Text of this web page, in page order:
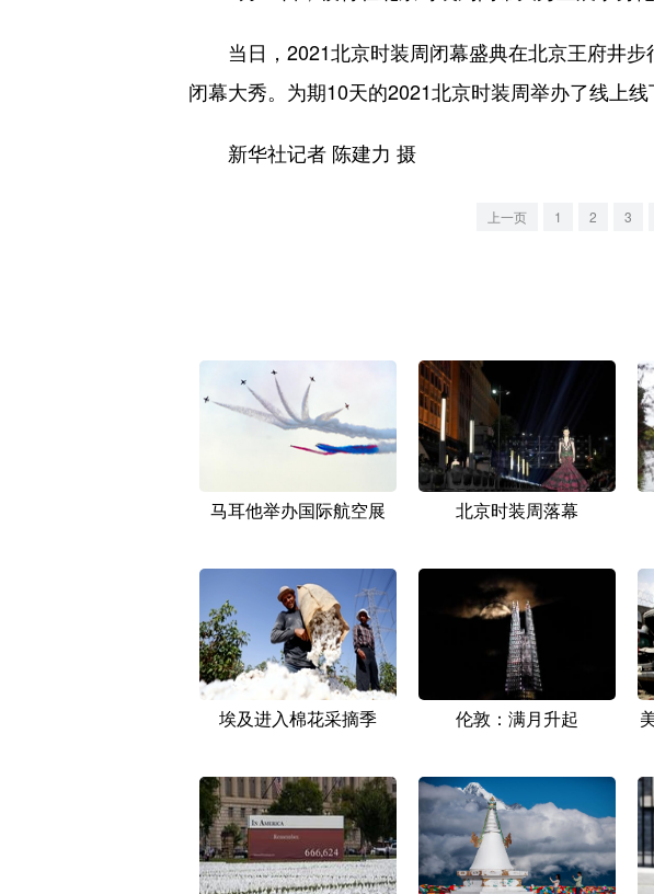
当日，2021北京时装周闭幕盛典在北京王府井步
闭幕大秀。为期10天的2021北京时装周举办了线上
新华社记者 陈建力 摄
上一页 1 2 3
马耳他举办国际航空展 北京时装周落幕
埃及进入棉花采摘季 伦敦：满月升起